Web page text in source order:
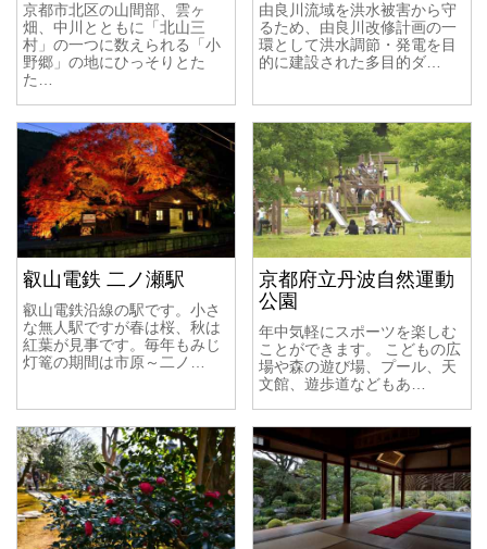
京都市北区の山間部、雲ヶ
畑、中川とともに「北山三
村」の一つに数えられる「小
野郷」の地にひっそりとた
た…
由良川流域を洪水被害から守
るため、由良川改修計画の一
環として洪水調節・発電を目
的に建設された多目的ダ…
叡山電鉄 二ノ瀬駅
叡山電鉄沿線の駅です。小さ
な無人駅ですが春は桜、秋は
紅葉が見事です。毎年もみじ
灯篭の期間は市原～二ノ…
京都府立丹波自然運動
公園
年中気軽にスポーツを楽しむ
ことができます。 こどもの広
場や森の遊び場、プール、天
文館、遊歩道などもあ…